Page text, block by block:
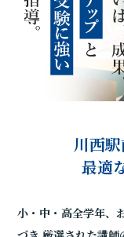
川西
最適
小・中・高全学年、